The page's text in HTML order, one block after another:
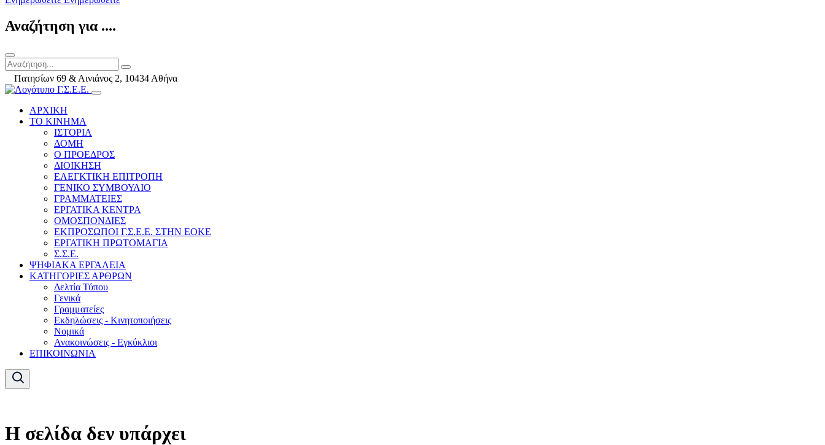
Αναζήτηση για ....
Πατησίων 69 & Αινιάνος 2, 10434 Αθήνα
ΑΡΧΙΚΗ
ΤΟ ΚΙΝΗΜΑ
ΙΣΤΟΡΙΑ
ΔΟΜΗ
Ο ΠΡΟΕΔΡΟΣ
ΔΙΟΙΚΗΣΗ
ΕΛΕΓΚΤΙΚΗ ΕΠΙΤΡΟΠΗ
ΓΕΝΙΚΟ ΣΥΜΒΟΥΛΙΟ
ΓΡΑΜΜΑΤΕΙΕΣ
ΕΡΓΑΤΙΚΑ ΚΕΝΤΡΑ
ΟΜΟΣΠΟΝΔΙΕΣ
ΕΚΠΡΟΣΩΠΟΙ Γ.Σ.Ε.Ε. ΣΤΗΝ ΕΟΚΕ
ΕΡΓΑΤΙΚΗ ΠΡΩΤΟΜΑΓΙΑ
Σ.Σ.Ε.
ΨΗΦΙΑΚΑ ΕΡΓΑΛΕΙΑ
ΚΑΤΗΓΟΡΙΕΣ ΑΡΘΡΩΝ
Δελτία Τύπου
Γενικά
Γραμματείες
Εκδηλώσεις - Κινητοποιήσεις
Νομικά
Ανακοινώσεις - Εγκύκλιοι
ΕΠΙΚΟΙΝΩΝΙΑ
Η σελίδα δεν υπάρχει